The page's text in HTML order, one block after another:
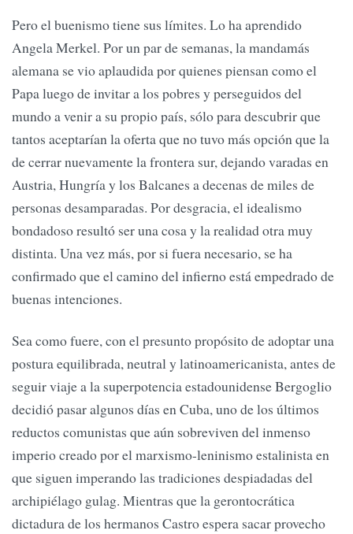
Pero el buenismo tiene sus límites. Lo ha aprendido
Angela Merkel. Por un par de semanas, la mandamás
alemana se vio aplaudida por quienes piensan como el
Papa luego de invitar a los pobres y perseguidos del
mundo a venir a su propio país, sólo para descubrir que
tantos aceptarían la oferta que no tuvo más opción que la
de cerrar nuevamente la frontera sur, dejando varadas en
Austria, Hungría y los Balcanes a decenas de miles de
personas desamparadas. Por desgracia, el idealismo
bondadoso resultó ser una cosa y la realidad otra muy
distinta. Una vez más, por si fuera necesario, se ha
confirmado que el camino del infierno está empedrado de
buenas intenciones.
Sea como fuere, con el presunto propósito de adoptar una
postura equilibrada, neutral y latinoamericanista, antes de
seguir viaje a la superpotencia estadounidense Bergoglio
decidió pasar algunos días en Cuba, uno de los últimos
reductos comunistas que aún sobreviven del inmenso
imperio creado por el marxismo-leninismo estalinista en
que siguen imperando las tradiciones despiadadas del
archipiélago gulag. Mientras que la gerontocrática
dictadura de los hermanos Castro espera sacar provecho